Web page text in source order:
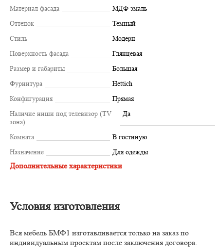
Материал фасада
МДФ эмаль
Оттенок
Темный
Стиль
Модерн
Поверхность фасада
Глянцевая
Размер и габариты
Большая
Фурнитура
Hettich
Конфигурация
Прямая
Наличие ниши под телевизор (TV
зона)
Да
Комната
В гостиную
Назначение
Для одежды
Дополнительные характеристики
Условия изготовления
Вся мебель БМФ1 изготавливается только на заказ по
индивидуальным проектам после заключения договора.